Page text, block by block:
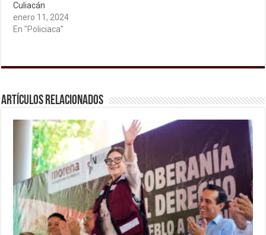
Culiacán
enero 11, 2024
En "Policiaca"
Artículos relacionados